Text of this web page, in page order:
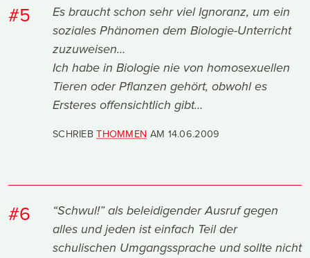
#5
Es braucht schon sehr viel Ignoranz, um ein
soziales Phänomen dem Biologie-Unterricht
zuzuweisen…
Ich habe in Biologie nie von homosexuellen
Tieren oder Pflanzen gehört, obwohl es
Ersteres offensichtlich gibt…
SCHRIEBTHOMMEN AM 14.06.2009
#6
“Schwul!” als beleidigender Ausruf gegen
alles und jeden ist einfach Teil der
schulischen Umgangssprache und sollte nicht